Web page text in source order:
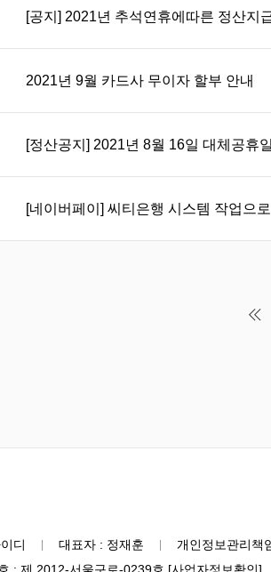
[공지] 2021년 추석연휴에따른 정산지
2021년 9월 카드사 무이자 할부 안내
[정산공지] 2021년 8월 16일 대체공휴
[네이버페이] 씨티은행 시스템 작업으
디 대표자 : 정재훈 개인정보관리책